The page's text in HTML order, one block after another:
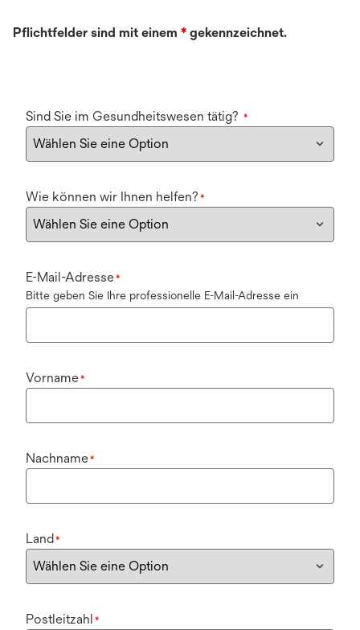
Pflichtfelder sind mit einem * gekennzeichnet.
Sind Sie im Gesundheitswesen tätig? *
Wie können wir Ihnen helfen? *
E-Mail-Adresse*
Bitte geben Sie Ihre professionelle E-Mail-Adresse ein
Vorname*
Nachname*
Land*
Postleitzahl *